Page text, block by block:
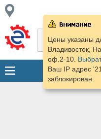
Цены указаны
Владивосток,
оф.2-10.
Ваш IP адрес
заблокирован.